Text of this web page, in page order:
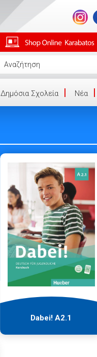
Δημόσια Σχολεία Νέα
Dabei! Α2.1